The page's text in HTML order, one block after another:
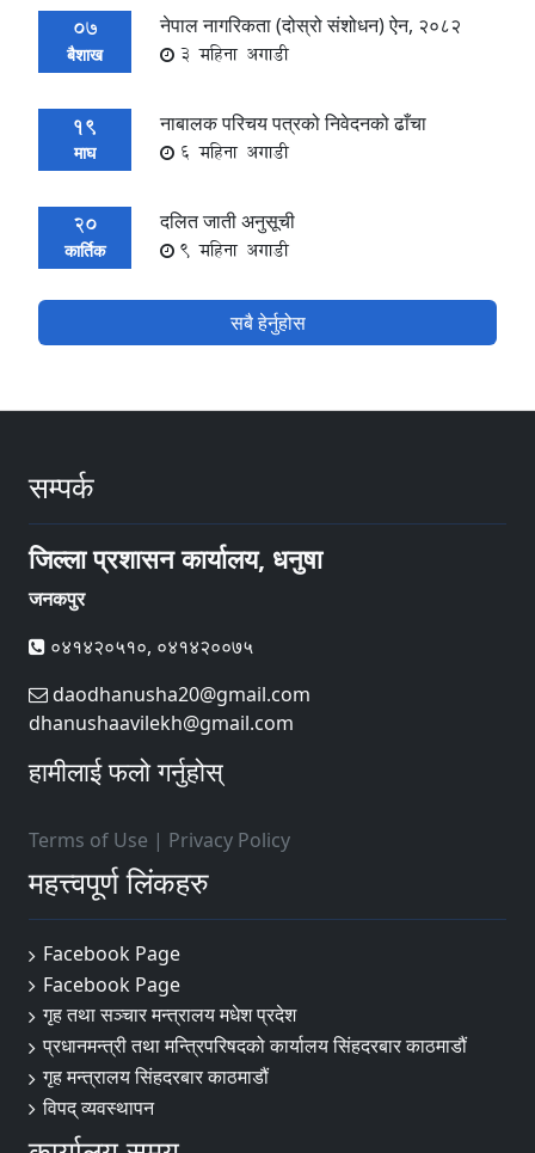
07
बैशाख
नेपाल नागरिकता (दोस्रो संशोधन) ऐन, २०८२
3 महिना अगाडी
19
माघ
नाबालक परिचय पत्रको निवेदनको ढाँचा
6 महिना अगाडी
20
कार्तिक
दलित जाती अनुसूची
9 महिना अगाडी
सबै हेर्नुहोस
सम्पर्क
जिल्ला प्रशासन कार्यालय, धनुषा
जनकपुर
०४१४२०५१०, ०४१४२००७५
daodhanusha20@gmail.com
dhanushaavilekh@gmail.com
हामीलाई फलो गर्नुहोस्
Terms of Use | Privacy Policy
महत्त्वपूर्ण लिंकहरु
Facebook Page
Facebook Page
गृह तथा सञ्चार मन्त्रालय मधेश प्रदेश
प्रधानमन्त्री तथा मन्त्रिपरिषदको कार्यालय सिंहदरबार काठमाडौं
गृह मन्त्रालय सिंहदरबार काठमाडौं
विपद् व्यवस्थापन